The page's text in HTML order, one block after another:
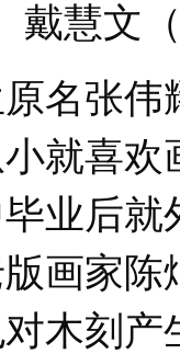
戴慧文
张伟
就喜
业后
画家
木刻